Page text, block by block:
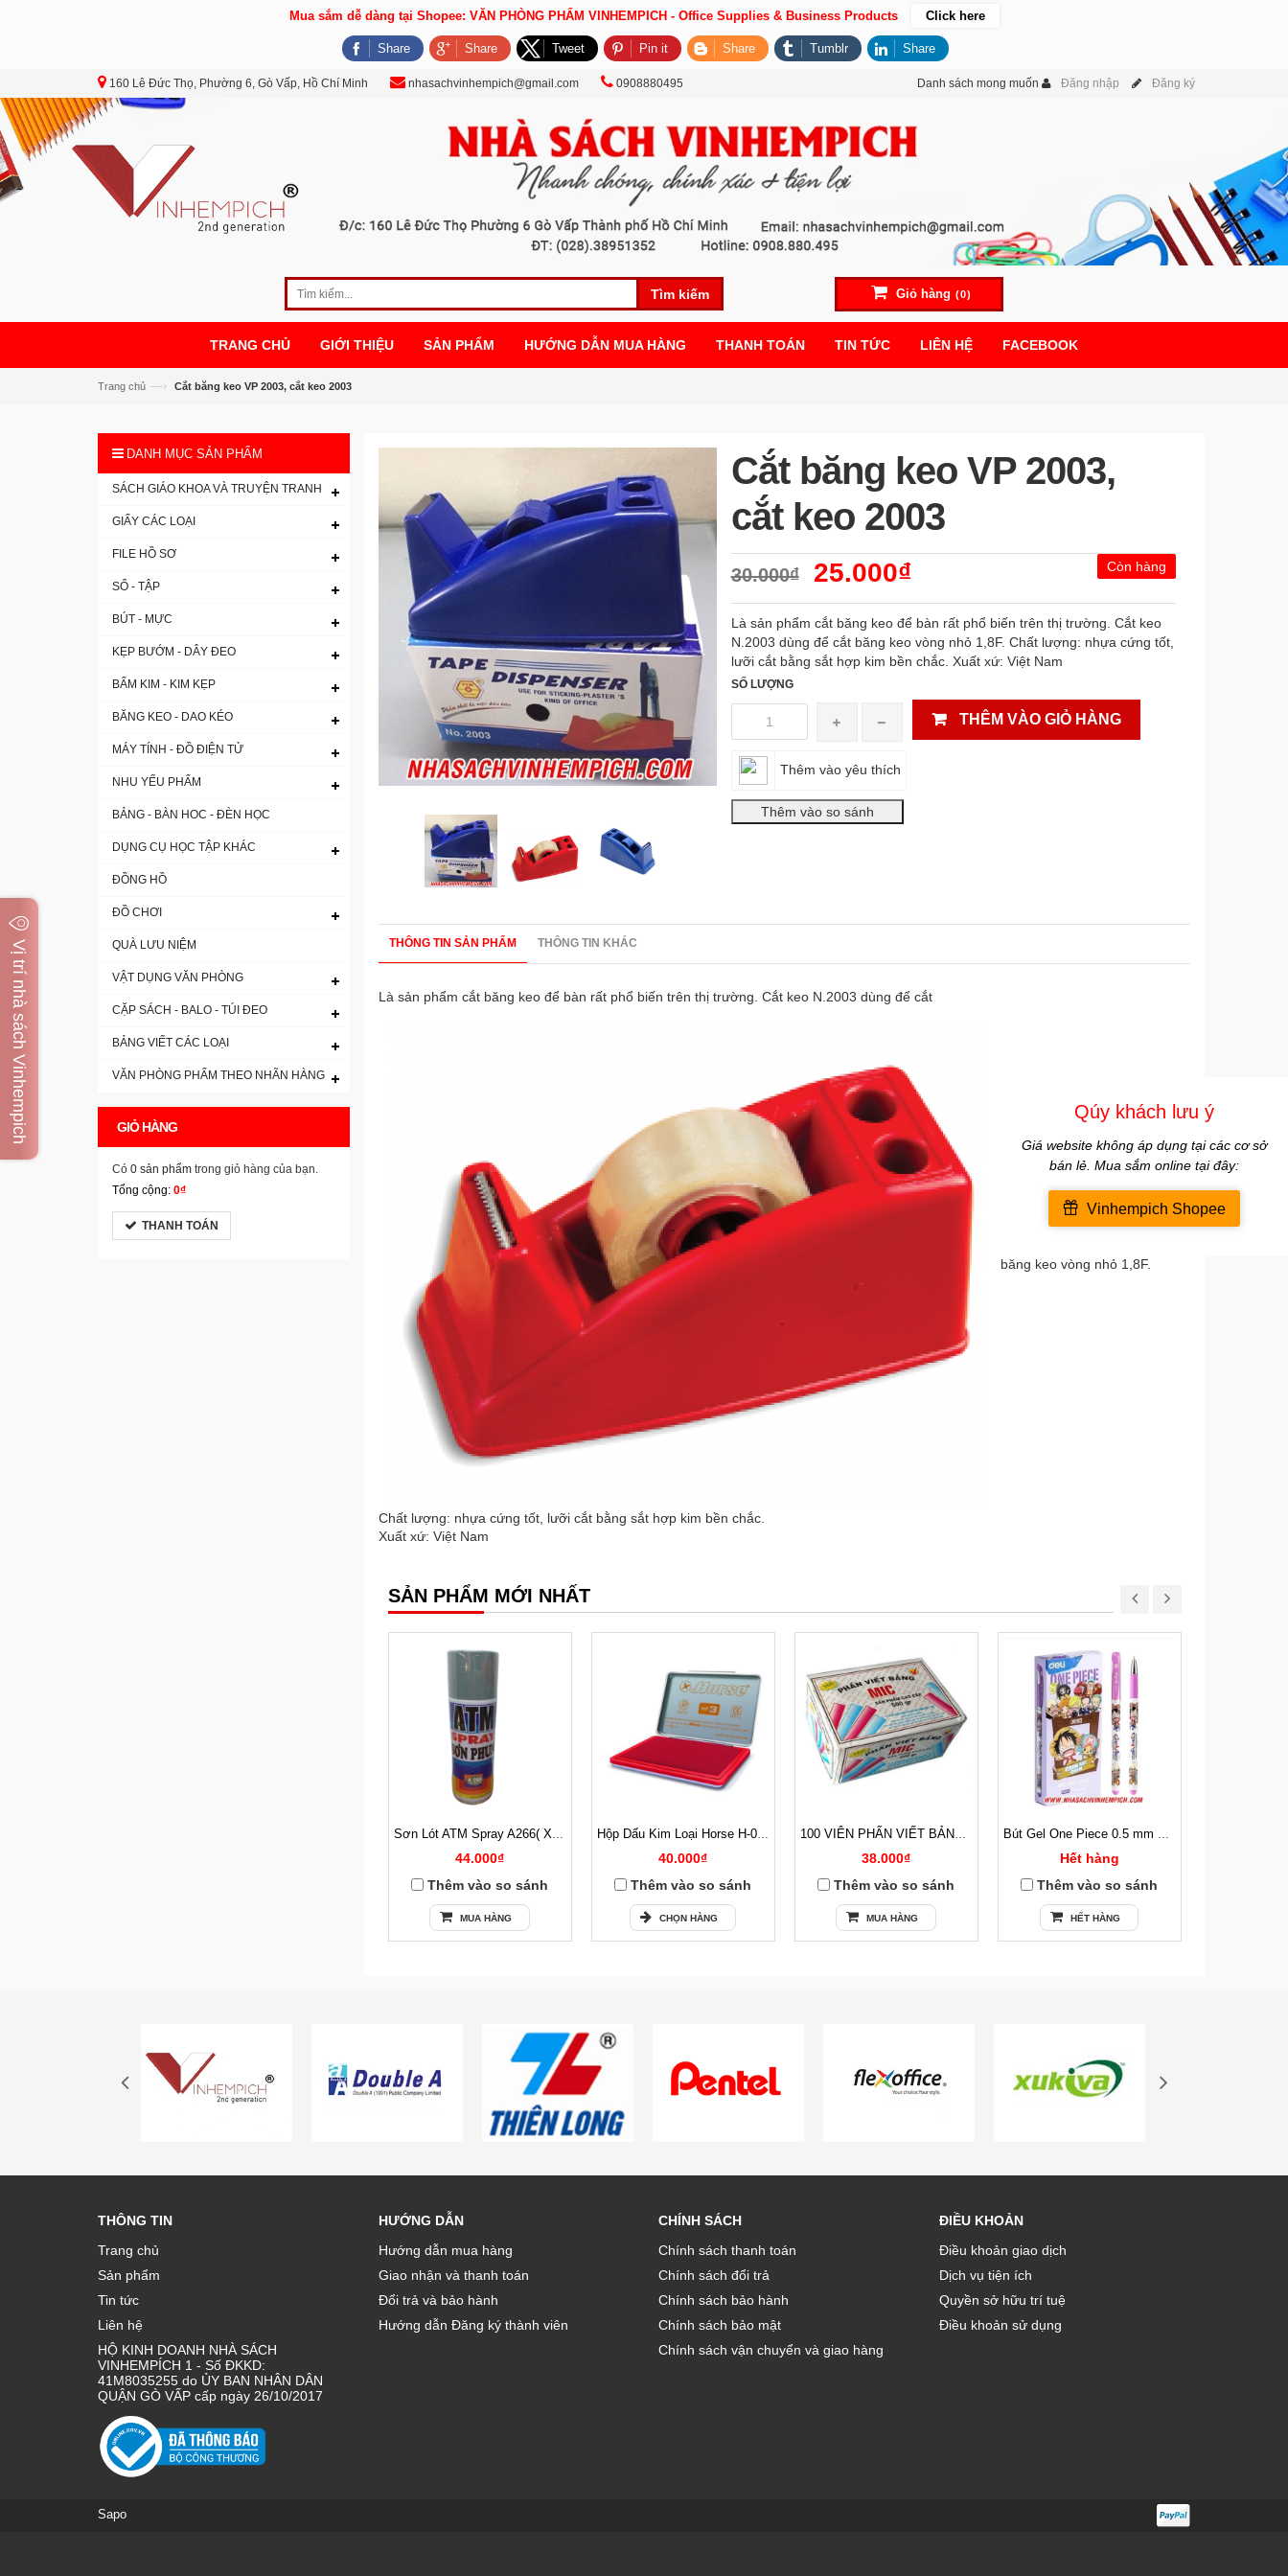
160 Lê Đức Thọ, Phường 6, Gò Vấp, Hồ Chí Minh nhasachvinhempich@gmail.com 0908880495 Danh sách mong muốn Đăng nhập Đăng ký
Tìm kiếm Giỏ hàng (0)
TRANG CHỦ GIỚI THIỆU SẢN PHẨM HƯỚNG DẪN MUA HÀNG THANH TOÁN TIN TỨC LIÊN HỆ FACEBOOK
Trang chủ —› Cắt băng keo VP 2003, cắt keo 2003
Cắt băng keo VP 2003,
cắt keo 2003
Còn hàng
30.000₫ 25.000₫
Là sản phẩm cắt băng keo để bàn rất phổ biến trên thị trường. Cắt keo
N.2003 dùng để cắt băng keo vòng nhỏ 1,8F. Chất lượng: nhựa cứng tốt,
lưỡi cắt bằng sắt hợp kim bền chắc. Xuất xứ: Việt Nam
SỐ LƯỢNG
THÊM VÀO GIỎ HÀNG
Thêm vào yêu thích
THÔNG TIN SẢN PHẨM THÔNG TIN KHÁC
Là sản phẩm cắt băng keo để bàn rất phổ biến trên thị trường. Cắt keo N.2003 dùng để cắt
băng keo vòng nhỏ 1,8F.
Chất lượng: nhựa cứng tốt, lưỡi cắt bằng sắt hợp kim bền chắc.
Xuất xứ: Việt Nam
SẢN PHẨM MỚI NHẤT
Sơn Lót ATM Spray A266( Xám )
44.000₫
Thêm vào so sánh
MUA HÀNG
Hộp Dấu Kim Loại Horse H-03 54x85mm
40.000₫
Thêm vào so sánh
CHỌN HÀNG
100 VIÊN PHẤN VIẾT BẢNG CÓ BỤI
38.000₫
Thêm vào so sánh
MUA HÀNG
Bút Gel One Piece 0.5 mm Deli CG13 Mực Tím
Hết hàng
Thêm vào so sánh
HẾT HÀNG
DANH MỤC SẢN PHẨM
SÁCH GIÁO KHOA VÀ TRUYỆN TRANH
GIẤY CÁC LOẠI
FILE HỒ SƠ
SỔ - TẬP
BÚT - MỰC
KẸP BƯỚM - DÂY ĐEO
BẤM KIM - KIM KẸP
BĂNG KEO - DAO KÉO
MÁY TÍNH - ĐỒ ĐIỆN TỬ
NHU YẾU PHẨM
BẢNG - BÀN HOC - ĐÈN HỌC
DỤNG CỤ HỌC TẬP KHÁC
ĐỒNG HỒ
ĐỒ CHƠI
QUÀ LƯU NIỆM
VẬT DỤNG VĂN PHÒNG
CẶP SÁCH - BALO - TÚI ĐEO
BẢNG VIẾT CÁC LOẠI
VĂN PHÒNG PHẨM THEO NHÃN HÀNG
GIỎ HÀNG
Có 0 sản phẩm trong giỏ hàng của bạn.
Tổng cộng: 0₫
THANH TOÁN
THÔNG TIN
Trang chủ
Sản phẩm
Tin tức
Liên hệ
HỘ KINH DOANH NHÀ SÁCH
VINHEMPÍCH 1 - Số ĐKKD:
41M8035255 do ỦY BAN NHÂN DÂN
QUẬN GÒ VẤP cấp ngày 26/10/2017
HƯỚNG DẪN
Hướng dẫn mua hàng
Giao nhận và thanh toán
Đổi trả và bảo hành
Hướng dẫn Đăng ký thành viên
CHÍNH SÁCH
Chính sách thanh toán
Chính sách đổi trả
Chính sách bảo hành
Chính sách bảo mật
Chính sách vận chuyển và giao hàng
ĐIỀU KHOẢN
Điều khoản giao dịch
Dịch vụ tiện ích
Quyền sở hữu trí tuệ
Điều khoản sử dụng
Sapo
Mua sắm dễ dàng tại Shopee: VĂN PHÒNG PHẨM VINHEMPICH - Office Supplies & Business Products Click here
Share Share Tweet Pin it Share Tumblr Share
Vị trí nhà sách Vinhempich